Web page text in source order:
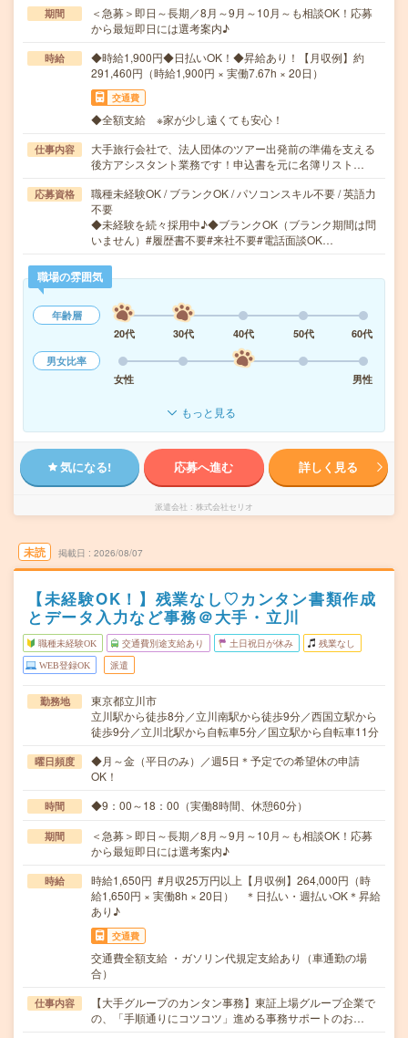
期間
＜急募＞即日～長期／8月～9月～10月～も相談OK！応募
から最短即日には選考案内♪
時給
◆時給1,900円◆日払いOK！◆昇給あり！【月収例】約
291,460円（時給1,900円 × 実働7.67h × 20日）
交通費
◆全額支給 ※家が少し遠くても安心！
仕事内容
大手旅行会社で、法人団体のツアー出発前の準備を支える
後方アシスタント業務です！申込書を元に名簿リスト…
応募資格
職種未経験OK / ブランクOK / パソコンスキル不要 / 英語力
不要
◆未経験を続々採用中♪◆ブランクOK（ブランク期間は問
いません）#履歴書不要#来社不要#電話面談OK…
職場の雰囲気
年齢層
20代
30代 40代 50代
60代
男女比率
女性
男性
もっと見る
気になる! 応募へ進む 詳しく見る
派遣会社 株式会社セリオ
未読 掲載日 2026/08/07
【未経験OK！】残業なし♡カンタン書類作成
とデータ入力など事務＠大手・立川
職種未経験OK 交通費別途支給あり 土日祝日が休み 残業なし
WEB登録OK 派遣
勤務地
東京都立川市
立川駅から徒歩8分／立川南駅から徒歩9分／西国立駅から
徒歩9分／立川北駅から自転車5分／国立駅から自転車11分
曜日頻度
◆月～金（平日のみ）／週5日＊予定での希望休の申請
OK！
時間 ◆9：00～18：00（実働8時間、休憩60分）
期間
＜急募＞即日～長期／8月～9月～10月～も相談OK！応募
から最短即日には選考案内♪
時給
時給1,650円 #月収25万円以上【月収例】264,000円（時
給1,650円 × 実働8h × 20日） ＊日払い・週払いOK＊昇給
あり♪
交通費
交通費全額支給 ・ガソリン代規定支給あり（車通勤の場
合）
仕事内容
【大手グループのカンタン事務】東証上場グループ企業で
の、「手順通りにコツコツ」進める事務サポートのお…